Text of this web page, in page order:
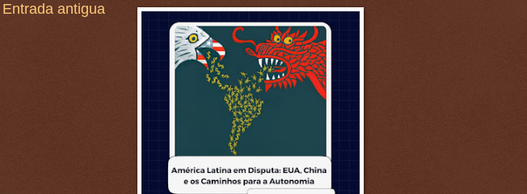
Entrada antigua